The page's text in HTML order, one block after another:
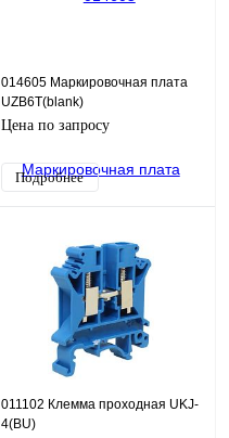
014605 Маркировочная плата
UZB6T(blank)
Цена по запросу
Подробнее
011102 Клемма проходная UKJ-
4(BU)